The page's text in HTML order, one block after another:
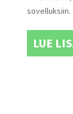
sovelluksiin.
LUE